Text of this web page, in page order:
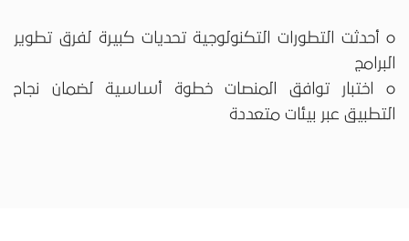
o أحدثت التطورات التكنولوجية تحديات كبيرة لفرق تطوير
البرامج
o اختبار توافق المنصات خطوة أساسية لضمان نجاح
التطبيق عبر بيئات متعددة